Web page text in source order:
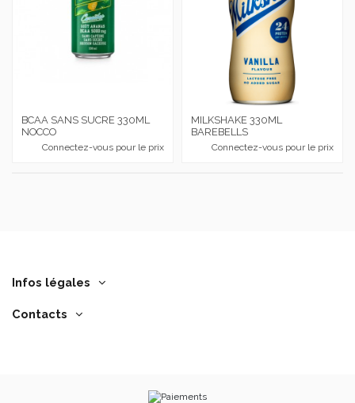
BCAA SANS SUCRE 330ML
NOCCO
Connectez-vous pour le prix
MILKSHAKE 330ML
BAREBELLS
Connectez-vous pour le prix
Infos légales
Contacts